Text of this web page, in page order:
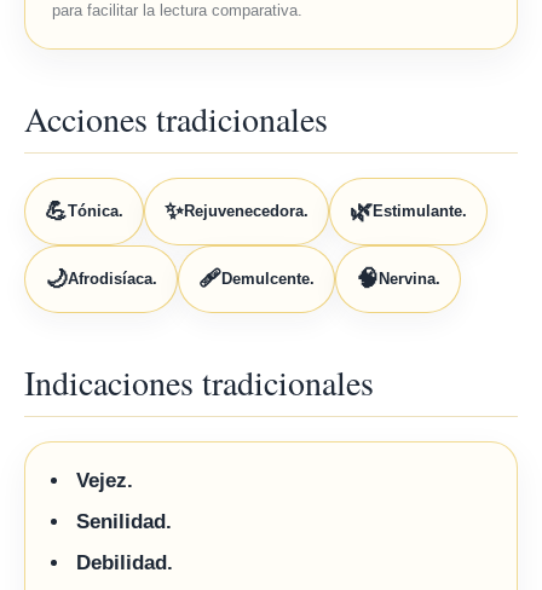
para facilitar la lectura comparativa.
Acciones tradicionales
💪Tónica. ✨Rejuvenecedora. 🌿Estimulante.
🌙Afrodisíaca. 🩹Demulcente. 🧠 Nervina.
Indicaciones tradicionales
Vejez.
Senilidad.
Debilidad.